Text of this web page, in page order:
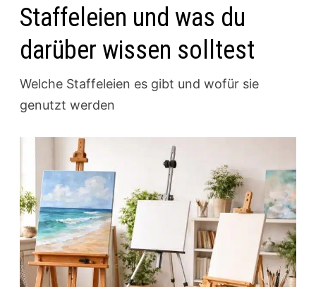
Staffeleien und was du
darüber wissen solltest
Welche Staffeleien es gibt und wofür sie
genutzt werden